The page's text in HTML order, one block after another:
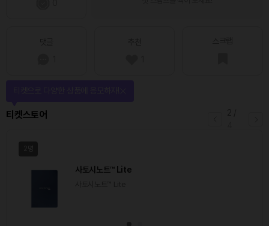
티켓스토어
사토시노트™ Lite